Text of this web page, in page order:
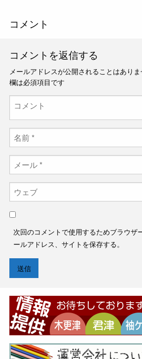
コメント
コメントを返信する
メールアドレスが公開されることはありま
欄は必須項目です
次回のコメントで使用するためブラウザ
ールアドレス、サイトを保存する。